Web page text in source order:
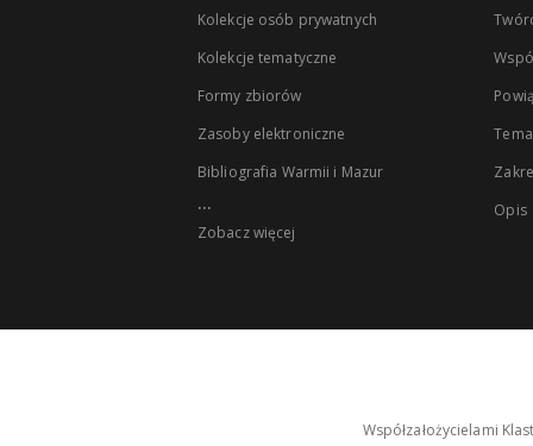
Kolekcje osób prywatnych
Kolekcje tematyczne
Formy zbiorów
Zasoby elektroniczne
Bibliografia Warmii i Mazur
...
Zobacz więcej
Opis
Współzałożycielami